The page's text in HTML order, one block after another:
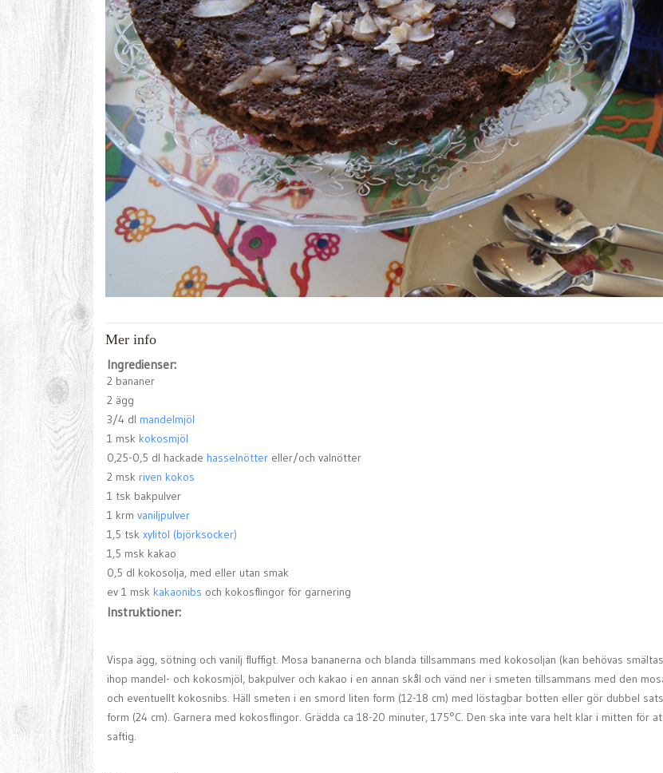
Mer info
Ingredienser:
2 bananer
2 ägg
3/4 dl mandelmjöl
1 msk kokosmjöl
0,25-0,5 dl hackade hasselnötter eller/och valnötter
2 msk riven kokos
1 tsk bakpulver
1 krm vaniljpulver
1,5 tsk xylitol (björksocker)
1,5 msk kakao
0,5 dl kokosolja, med eller utan smak
ev 1 msk kakaonibs och kokosflingor för garnering
Instruktioner:
Vispa ägg, sötning och vanilj fluffigt. Mosa bananerna och blanda tillsammans med kokosoljan (kan behövas
ihop mandel- och kokosmjöl, bakpulver och kakao i en annan skål och vänd ner i smeten tillsammans med den
och eventuellt kokosnibs. Häll smeten i en smord liten form (12-18 cm) med löstagbar botten eller gör dubbel
form (24 cm). Garnera med kokosflingor. Grädda ca 18-20 minuter, 175°C. Den ska inte vara helt klar i mitten för
saftig.